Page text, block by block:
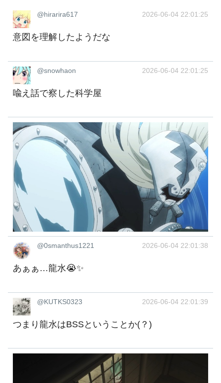
@hirarira617 2026-06-04 22:01:25
意図を理解したようだな
@snowhaon 2026-06-04 22:01:25
喩え話で察した科学屋
@0smanthus1221 2026-06-04 22:01:38
あぁぁ…龍水😭✨️
@KUTKS0323 2026-06-04 22:01:39
つまり龍水はBSSということか(？)